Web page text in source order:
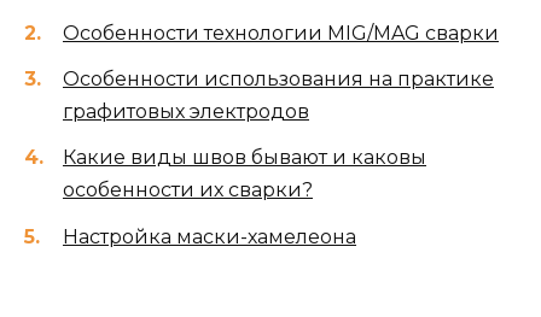
Особенности технологии MIG/MAG сварки
Особенности использования на практике
графитовых электродов
Какие виды швов бывают и каковы
особенности их сварки?
Настройка маски-хамелеона